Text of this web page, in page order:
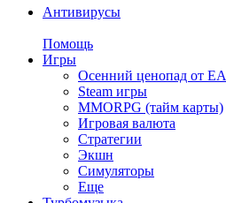
Антивирусы
Помощь
Игры
Осенний ценопад от EA
Steam игры
MMORPG (тайм карты)
Игровая валюта
Стратегии
Экшн
Симуляторы
Еще